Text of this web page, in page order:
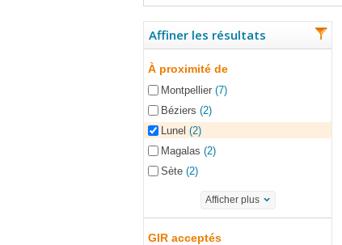
Affiner les résultats
À proximité de
Montpellier (7)
Béziers (2)
Lunel (2)
Magalas (2)
Sète (2)
Afficher plus
GIR acceptés